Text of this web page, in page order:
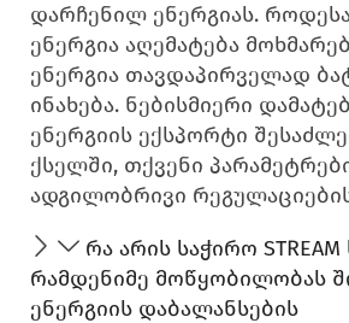
დარჩენილ ენერგიას.
ენერგია აღემატება
ენერგია თავდაპირველად
ინახება. ნებისმიერი
ენერგიის ექსპორტი
ქსელში, თქვენი
ადგილობრივი
რა არის საჭირო
რამდენიმე მოწყობილობას
ენერგიის დაბალანსების